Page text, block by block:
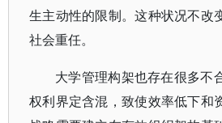
生主动性的限制。这种状况不改
社会重任。
大学管理构架也存在很多不
权利界定含混，致使效率低下和